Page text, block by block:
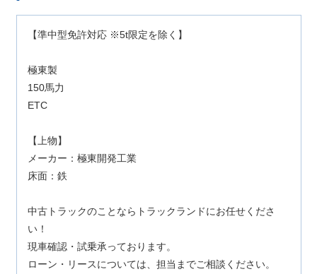
【準中型免許対応 ※5t限定を除く】
極東製
150馬力
ETC
【上物】
メーカー：極東開発工業
床面：鉄
中古トラックのことならトラックランドにお任せくださ
い！
現車確認・試乗承っております。
ローン・リースについては、担当までご相談ください。